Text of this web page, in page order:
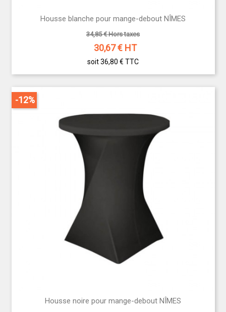
Housse blanche pour mange-debout NÎMES
34,85 € Hors taxes
30,67€ HT
soit 36,80 € TTC
Housse noire pour mange-debout NÎMES
-12%